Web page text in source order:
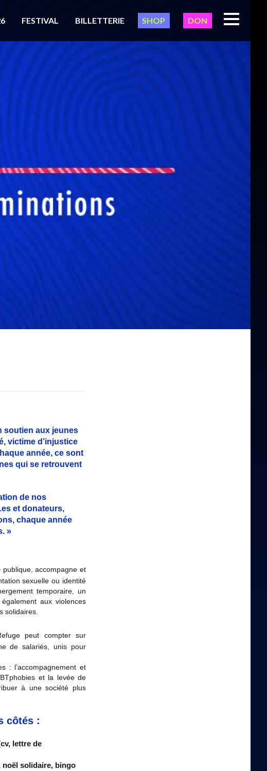
FESTIVAL BILLETTERIE SHOP DON
soutien aux jeunes
victime d’injustice
année, ce sont
qui se retrouvent
de nos
et donateurs,
chaque année
»
publique, accompagne et
sexuelle ou identité
temporaire, un
aux violences
solidaires.
peut compter sur
de salariés, unis pour
: l’accompagnement et
et la levée de
à une société plus
côtés :
lettre de
solidaire, bingo